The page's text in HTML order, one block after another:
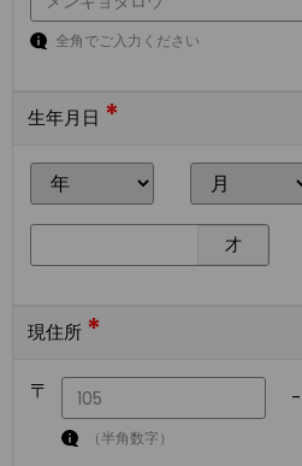
全角でご入力ください
生年月日 *
才
現住所 *
〒 -
（半角数字）